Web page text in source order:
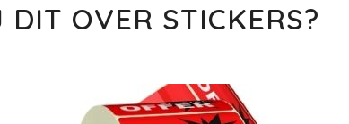
OVER STICKERS?